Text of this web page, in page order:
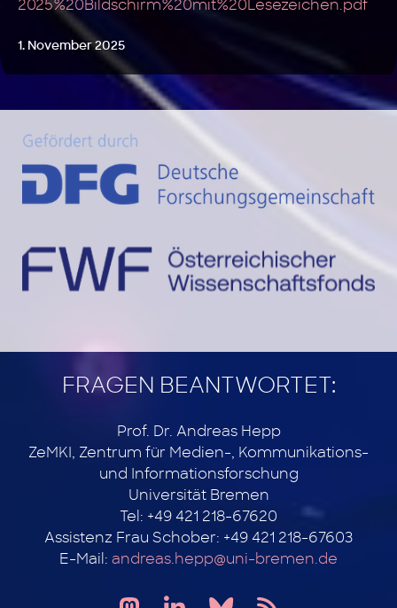
2025%20Bildschirm%20mit%20Lesezeichen.pdf
1. November 2025
FRAGEN BEANTWORTET:
Prof. Dr. Andreas Hepp
ZeMKI, Zentrum für Medien-, Kommunikations-
und Informationsforschung
Universität Bremen
Tel: +49 421 218-67620
Assistenz Frau Schober: +49 421 218-67603
E-Mail: andreas.hepp@uni-bremen.de